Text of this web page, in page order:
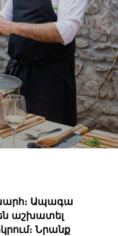
Ապագա
աշխատել
Նրանք